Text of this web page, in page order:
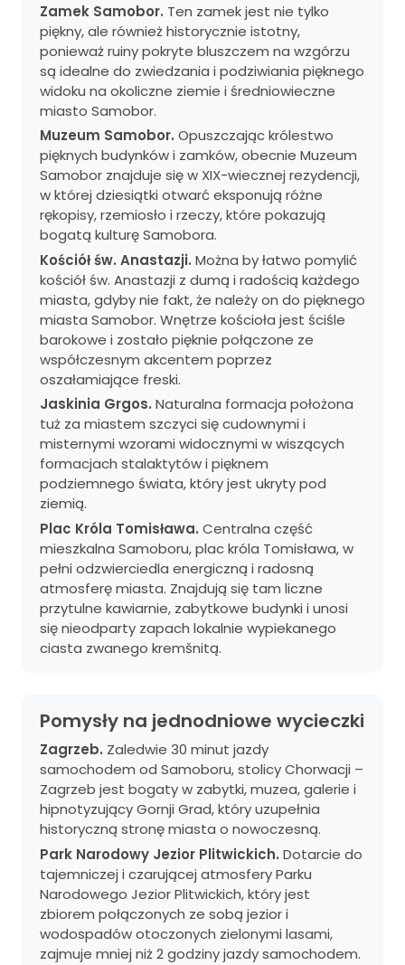
Zamek Samobor. Ten zamek jest nie tylko
piękny, ale również historycznie istotny,
ponieważ ruiny pokryte bluszczem na wzgórzu
są idealne do zwiedzania i podziwiania pięknego
widoku na okoliczne ziemie i średniowieczne
miasto Samobor.
Muzeum Samobor. Opuszczając królestwo
pięknych budynków i zamków, obecnie Muzeum
Samobor znajduje się w XIX-wiecznej rezydencji,
w której dziesiątki otwarć eksponują różne
rękopisy, rzemiosło i rzeczy, które pokazują
bogatą kulturę Samobora.
Kościół św. Anastazji. Można by łatwo pomylić
kościół św. Anastazji z dumą i radością każdego
miasta, gdyby nie fakt, że należy on do pięknego
miasta Samobor. Wnętrze kościoła jest ściśle
barokowe i zostało pięknie połączone ze
współczesnym akcentem poprzez
oszałamiające freski.
Jaskinia Grgos. Naturalna formacja położona
tuż za miastem szczyci się cudownymi i
misternymi wzorami widocznymi w wiszących
formacjach stalaktytów i pięknem
podziemnego świata, który jest ukryty pod
ziemią.
Plac Króla Tomisława. Centralna część
mieszkalna Samoboru, plac króla Tomisława, w
pełni odzwierciedla energiczną i radosną
atmosferę miasta. Znajdują się tam liczne
przytulne kawiarnie, zabytkowe budynki i unosi
się nieodparty zapach lokalnie wypiekanego
ciasta zwanego kremšnitą.
Pomysły na jednodniowe wycieczki
Zagrzeb. Zaledwie 30 minut jazdy
samochodem od Samoboru, stolicy Chorwacji –
Zagrzeb jest bogaty w zabytki, muzea, galerie i
hipnotyzujący Gornji Grad, który uzupełnia
historyczną stronę miasta o nowoczesną.
Park Narodowy Jezior Plitwickich. Dotarcie do
tajemniczej i czarującej atmosfery Parku
Narodowego Jezior Plitwickich, który jest
zbiorem połączonych ze sobą jezior i
wodospadów otoczonych zielonymi lasami,
zajmuje mniej niż 2 godziny jazdy samochodem.